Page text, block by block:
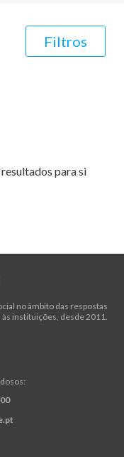
Filtros
para si
no âmbito das respostas
instituições, desde 2011.